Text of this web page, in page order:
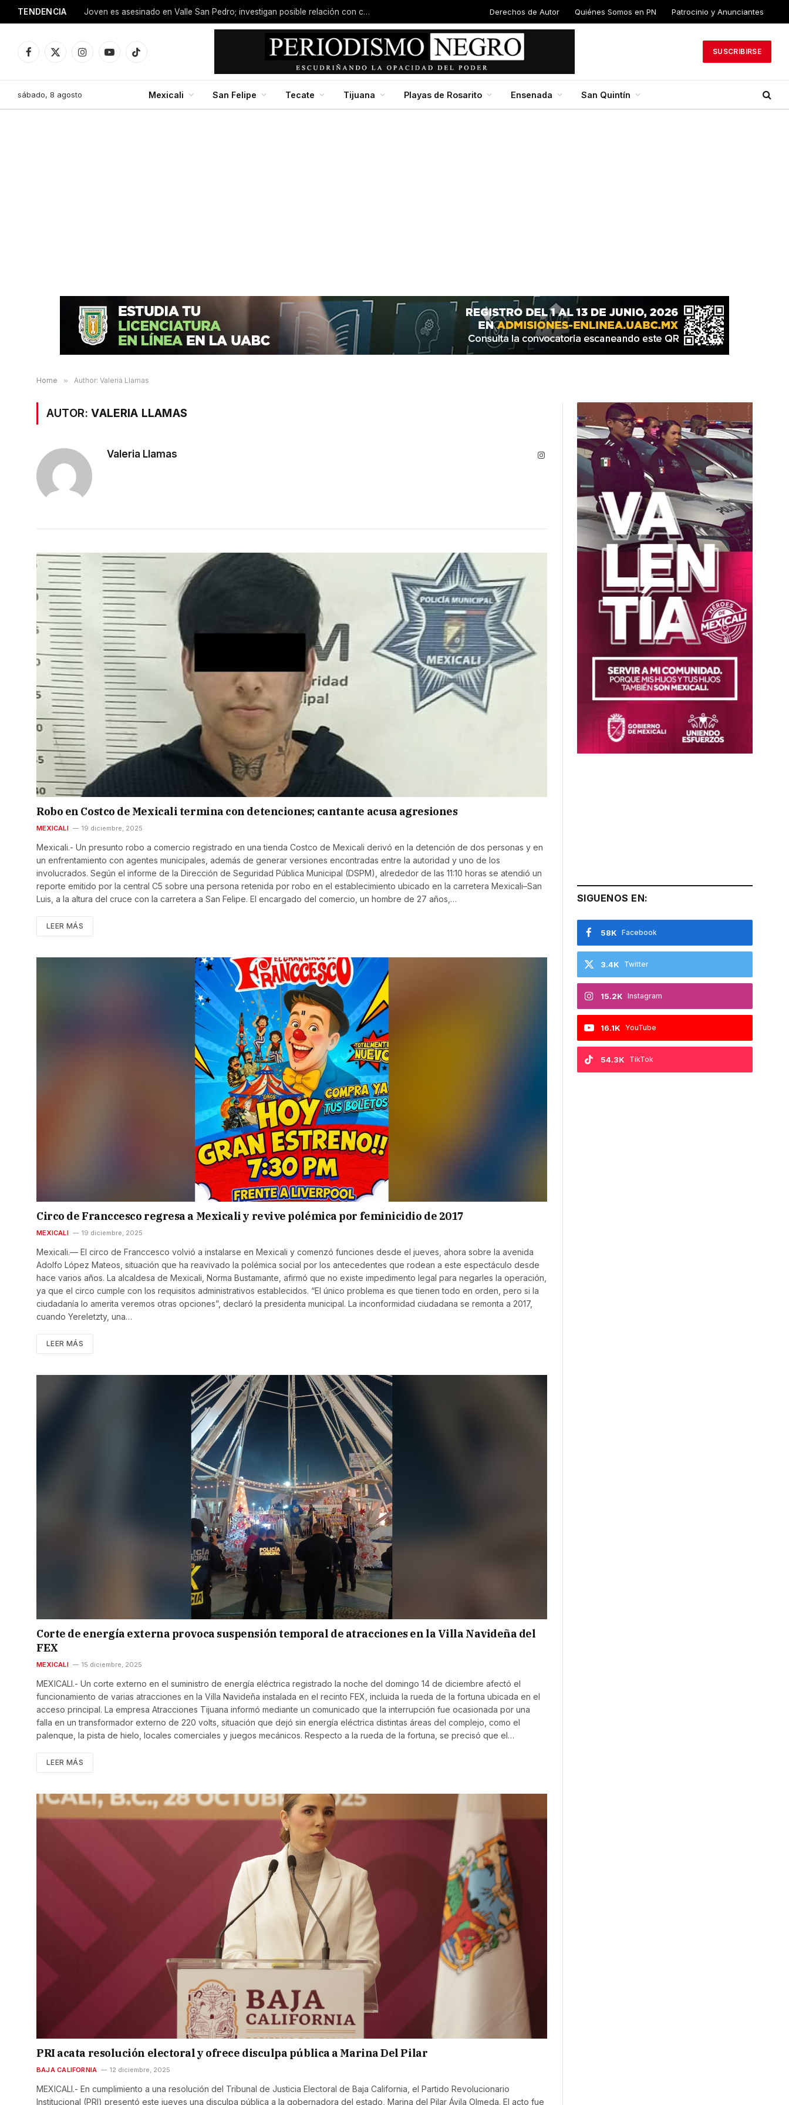
TENDENCIA Vehículo atropella a tres personas tras impactarse contra una estética en Zona Centro Derechos de Autor Quiénes Somos en PN Patrocinio y Anunciantes
Facebook
X
InstagramYouTubeTikTok
SUSCRIBIRSE
sábado, 8 agosto Mexicali San Felipe Tecate Tijuana Playas de Rosarito Ensenada San Quintín
Home » Author: Valeria Llamas
AUTOR:VALERIA LLAMAS
Valeria Llamas Instagram
Robo en Costco de Mexicali termina con detenciones; cantante acusa agresiones
MEXICALI 19 diciembre, 2025
Mexicali.- Un presunto robo a comercio registrado en una tienda Costco de Mexicali derivó en la detención de dos personas y en
un enfrentamiento con agentes municipales, además de generar versiones encontradas entre la autoridad y uno de los
involucrados. Según el informe de la Dirección de Seguridad Pública Municipal (DSPM), alrededor de las 11:10 horas se atendió un
reporte emitido por la central C5 sobre una persona retenida por robo en el establecimiento ubicado en la carretera Mexicali–San
Luis, a la altura del cruce con la carretera a San Felipe. El encargado del comercio, un hombre de 27 años,…
LEER MÁS
Circo de Franccesco regresa a Mexicali y revive polémica por feminicidio de 2017
MEXICALI 19 diciembre, 2025
Mexicali.— El circo de Franccesco volvió a instalarse en Mexicali y comenzó funciones desde el jueves, ahora sobre la avenida
Adolfo López Mateos, situación que ha reavivado la polémica social por los antecedentes que rodean a este espectáculo desde
hace varios años. La alcaldesa de Mexicali, Norma Bustamante, afirmó que no existe impedimento legal para negarles la operación,
ya que el circo cumple con los requisitos administrativos establecidos. “El único problema es que tienen todo en orden, pero si la
ciudadanía lo amerita veremos otras opciones”, declaró la presidenta municipal. La inconformidad ciudadana se remonta a 2017,
cuando Yereletzty, una…
LEER MÁS
Corte de energía externa provoca suspensión temporal de atracciones en la Villa Navideña del
FEX
MEXICALI 15 diciembre, 2025
MEXICALI.- Un corte externo en el suministro de energía eléctrica registrado la noche del domingo 14 de diciembre afectó el
funcionamiento de varias atracciones en la Villa Navideña instalada en el recinto FEX, incluida la rueda de la fortuna ubicada en el
acceso principal. La empresa Atracciones Tijuana informó mediante un comunicado que la interrupción fue ocasionada por una
falla en un transformador externo de 220 volts, situación que dejó sin energía eléctrica distintas áreas del complejo, como el
palenque, la pista de hielo, locales comerciales y juegos mecánicos. Respecto a la rueda de la fortuna, se precisó que el…
LEER MÁS
PRI acata resolución electoral y ofrece disculpa pública a Marina Del Pilar
BAJA CALIFORNIA 12 diciembre, 2025
MEXICALI.- En cumplimiento a una resolución del Tribunal de Justicia Electoral de Baja California, el Partido Revolucionario
Institucional (PRI) presentó este jueves una disculpa pública a la gobernadora del estado, Marina del Pilar Ávila Olmeda. El acto fue
SIGUENOS EN:
Facebook
58K
Twitter
3.4K
Instagram
15.2K
YouTube
16.1K
TikTok
54.3K